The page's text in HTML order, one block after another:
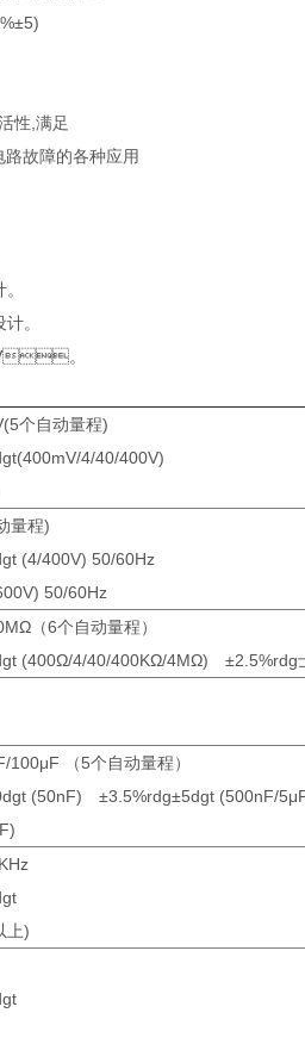
性,满足
故障的各种应用
。
。
个自动量程)
4/40/400V)
量程)
(4/400V) 50/60Hz
50/60Hz
（6个自动量程）
(400Ω/4/40/400KΩ/4MΩ)
（5个自动量程）
(50nF) ±3.5%rdg±5dgt (500nF/
上)